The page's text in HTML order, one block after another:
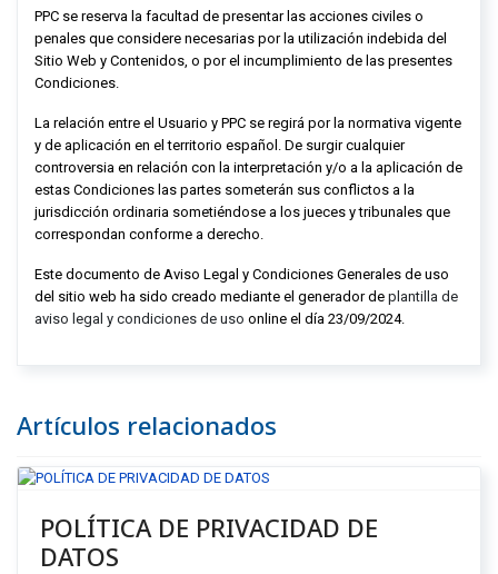
PPC se reserva la facultad de presentar las acciones civiles o
penales que considere necesarias por la utilización indebida del
Sitio Web y Contenidos, o por el incumplimiento de las presentes
Condiciones.
La relación entre el Usuario y PPC se regirá por la normativa vigente
y de aplicación en el territorio español. De surgir cualquier
controversia en relación con la interpretación y/o a la aplicación de
estas Condiciones las partes someterán sus conflictos a la
jurisdicción ordinaria sometiéndose a los jueces y tribunales que
correspondan conforme a derecho.
Este documento de Aviso Legal y Condiciones Generales de uso
del sitio web ha sido creado mediante el generador de plantilla de
aviso legal y condiciones de uso online el día 23/09/2024.
Artículos relacionados
POLÍTICA DE PRIVACIDAD DE
DATOS